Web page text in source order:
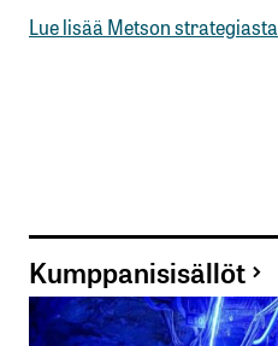
Lue lisää Metson strategiasta
Kumppanisisällöt